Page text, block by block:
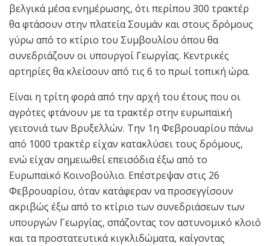
βελγικά μέσα ενημέρωσης, ότι περίπου 300 τρακτέρ
θα φτάσουν στην πλατεία Σουμάν και στους δρόμους
γύρω από το κτίριο του Συμβουλίου όπου θα
συνεδριάζουν οι υπουργοί Γεωργίας. Κεντρικές
αρτηρίες θα κλείσουν από τις 6 το πρωί τοπική ώρα.
Είναι η τρίτη φορά από την αρχή του έτους που οι
αγρότες φτάνουν με τα τρακτέρ στην ευρωπαϊκή
γειτονιά των Βρυξελλών. Την 1η Φεβρουαρίου πάνω
από 1000 τρακτέρ είχαν κατακλύσει τους δρόμους,
ενώ είχαν σημειωθεί επεισόδια έξω από το
Ευρωπαϊκό Κοινοβούλιο. Επέστρεψαν στις 26
Φεβρουαρίου, όταν κατάφεραν να προσεγγίσουν
ακριβώς έξω από το κτίριο των συνεδριάσεων των
υπουργών Γεωργίας, σπάζοντας τον αστυνομικό κλοιό
και τα προστατευτικά κιγκλιδώματα, καίγοντας